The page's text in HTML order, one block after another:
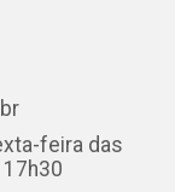
feira das